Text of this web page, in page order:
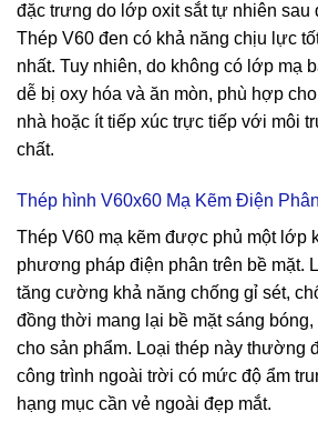
đặc trưng do lớp oxit sắt tự nhiên sau
Thép V60 đen có khả năng chịu lực
nhất. Tuy nhiên, do không có lớp mạ
dễ bị oxy hóa và ăn mòn, phù hợp
nhà hoặc ít tiếp xúc trực tiếp với môi
chất.
Thép hình V60x60 Mạ Kẽm Điện Phân
Thép V60 mạ kẽm được phủ một lớp
phương pháp điện phân trên bề mặt.
tăng cường khả năng chống gỉ sét,
đồng thời mang lại bề mặt sáng bóng,
cho sản phẩm. Loại thép này thường
công trình ngoài trời có mức độ ẩm
hạng mục cần vẻ ngoài đẹp mắt.